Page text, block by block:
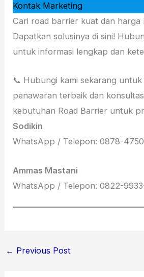
Kontak Marketing
Cari road barrier kuat dan harga
Dapatkan solusinya di sini!
untuk informasi lengkap dan
📞 Hubungi kami sekarang
penawaran terbaik dan
kebutuhan Road Barrier untuk
Sodikin
WhatsApp / Telepon: 0878-
Ammas Mastani
WhatsApp / Telepon: 0822-
← Previous Post